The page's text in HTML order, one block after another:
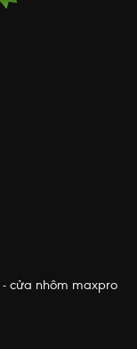
- cửa nhôm maxpro